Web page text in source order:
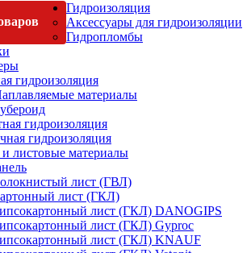
Гидроизоляция
Аксессуары для гидроизоляции
Гидропломбы
гидроизоляция
материалы
гидроизоляция
гидроизоляция
листовые материалы
лист (ГВЛ)
лист (ГКЛ)
лист (ГКЛ) DANOGIPS
лист (ГКЛ) Gyproc
лист (ГКЛ) KNAUF